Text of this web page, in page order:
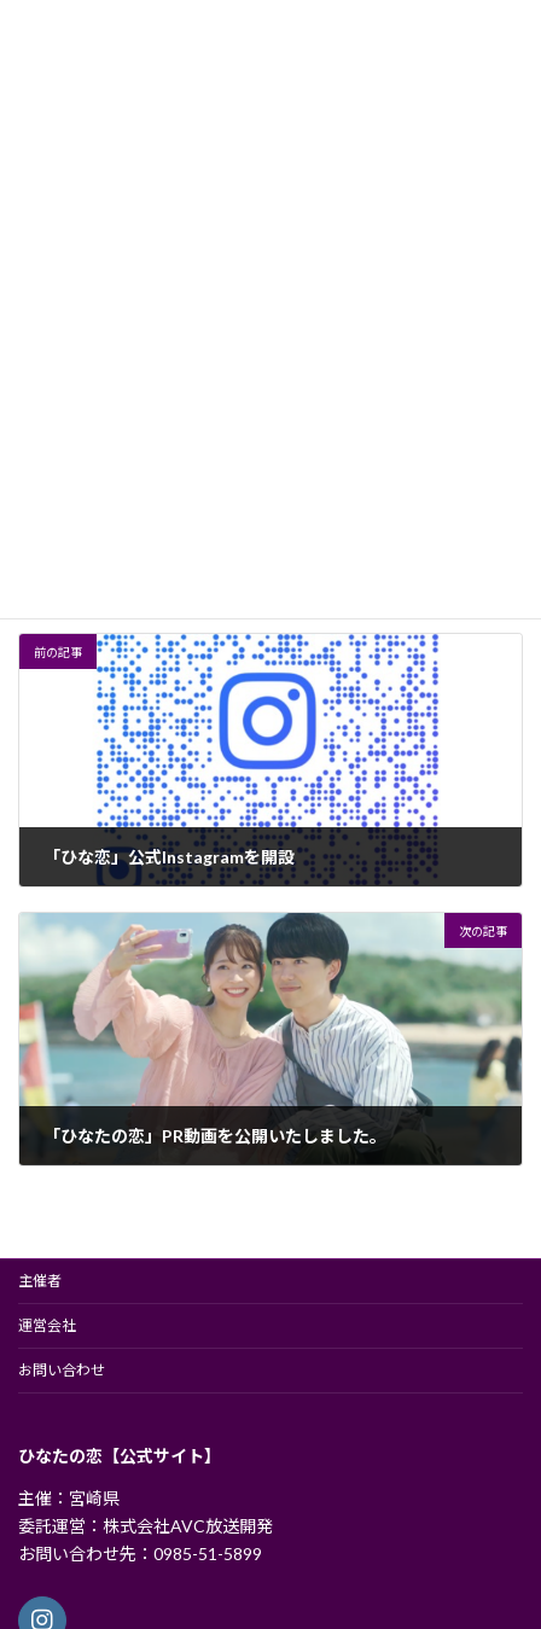
前の記事
「ひな恋」公式Instagramを開設
次の記事
「ひなたの恋」PR動画を公開いたしました。
主催者
運営会社
お問い合わせ
ひなたの恋【公式サイト】
主催：宮崎県
委託運営：株式会社AVC放送開発
お問い合わせ先：0985-51-5899